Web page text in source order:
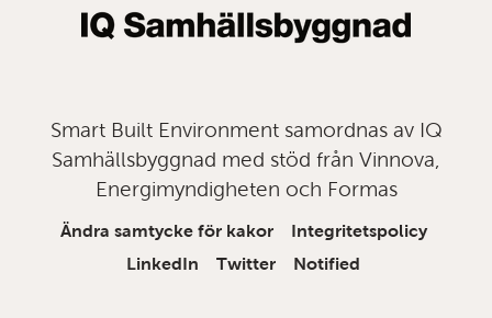
Smart Built Environment samordnas av IQ
Samhällsbyggnad med stöd från Vinnova,
Energimyndigheten och Formas
Ändra samtycke för kakor
Integritetspolicy
LinkedIn
Twitter Notified